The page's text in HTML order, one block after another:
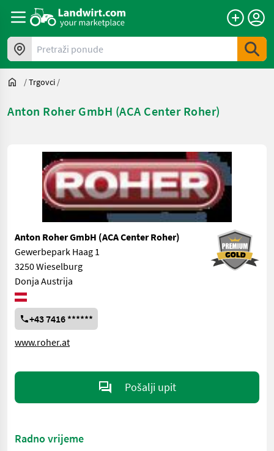
Pretraži ponude
/Trgovci /
Anton Roher GmbH (ACA Center Roher)
Anton Roher GmbH (ACA Center Roher)
Gewerbepark Haag 1
3250 Wieselburg
Donja Austrija
+43 7416 ******
www.roher.at
Pošalji upit
Radno vrijeme